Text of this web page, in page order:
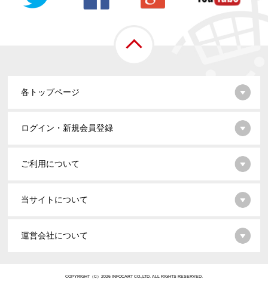
各トップページ
ログイン・新規会員登録
ご利用について
当サイトについて
運営会社について
COPYRIGHT（C）2026 INFOCART CO.,LTD. ALL RIGHTS RESERVED.